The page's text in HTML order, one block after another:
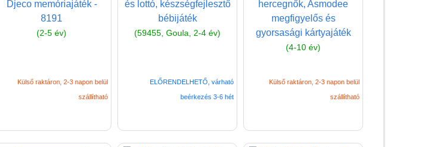
Djeco memóriajáték -
8191
(2-5 év)
Külső raktáron, 2-3 napon belül
szállítható
és lottó, készségfejlesztő
bébijáték
(59455, Goula, 2-4 év)
ELŐRENDELHETŐ, várható
beérkezés 3-6 hét
hercegnők, Asmodee
megfigyelős és
gyorsasági kártyajáték
(4-10 év)
Külső raktáron, 2-3 napon belül
szállítható
de akár INGYEN!
1-3 munkanapos kiszállítás
5%-os törzsvásárlói
Garancia